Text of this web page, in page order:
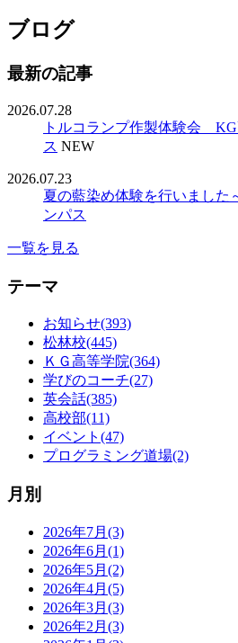
ブログ
最新の記事
2026.07.28
トルコランプ作製体験会
ス NEW
2026.07.23
夏の藍染め体験を行いまし
ンパス
一覧を見る
テーマ
お知らせ(393)
松林校(445)
ＫＧ高等学院(364)
学びのコーチ(27)
英会話(385)
高校部(11)
イベント(47)
プログラミング道場(2)
月別
2026年7月(3)
2026年6月(1)
2026年5月(2)
2026年4月(5)
2026年3月(3)
2026年2月(3)